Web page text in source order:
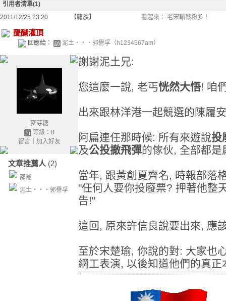
引用者清單(1)
2011/12/25 23:20
【龍族】 看起來： 老宋輸蔡粉多！
醍醐灌頂
回應給： 泥土‧‧‧郭譽孚（h1234567am）
麥芽糖
等級：8
留言｜ 加入好友
文章推薦人 (2)
邵爺
泥土‧‧‧郭譽孚
謝謝泥土兄:
您這麼一說, 老丐恍然大悟! 咱
出來跟林洋港一起競選的陳履
阿扁連任那時候: 所有來遊說投
及公投撤飛彈的傢伙, 全部都是
當年, 跟黃創夏齊名, 時報部落
"任何人要你投廢票? 押著他整
告!"
這回, 原來許信良說要出來, 應
至於宋楚瑜, 你說的對: 大家也
網工表演, 以後知道他們的真正